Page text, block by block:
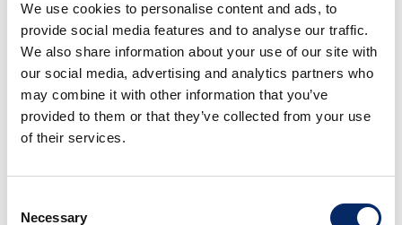
We use cookies to personalise content and ads, to
provide social media features and to analyse our traffic.
We also share information about your use of our site with
our social media, advertising and analytics partners who
may combine it with other information that you’ve
provided to them or that they’ve collected from your use
of their services.
Selection
Necessary
ragionevole quando utilizza l’App e i Servizi.
5.4 Quando utilizza l’App e i Servizi deve
assicurarsi di obbedire, seguire e rispettare tutte
le leggi e i regolamenti applicabili in materia di
circolazione stradale. Lei riconosce e si impegna
5.4.1 utilizzare i comandi remoti